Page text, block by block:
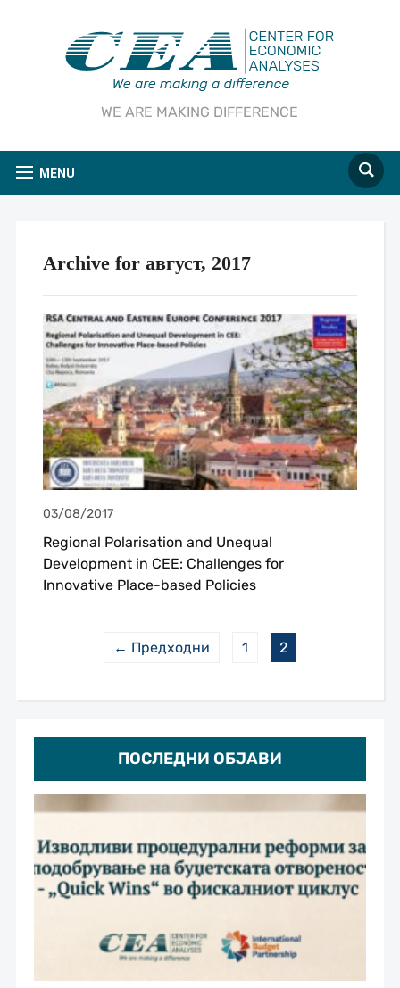
WE ARE MAKING DIFFERENCE
MENU
ПОСЛЕДНИ ОБЈАВИ
Archive for август, 2017
03/08/2017
Regional Polarisation and Unequal
Development in CEE: Challenges for
Innovative Place-based Policies
← Предходни 1 2